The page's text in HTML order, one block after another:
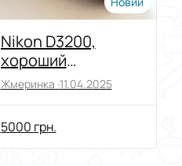
Nikon D3200,
хороший
дзеркальний
фотоапарат)
Жмеринка ·11.04.2025
5000 грн.